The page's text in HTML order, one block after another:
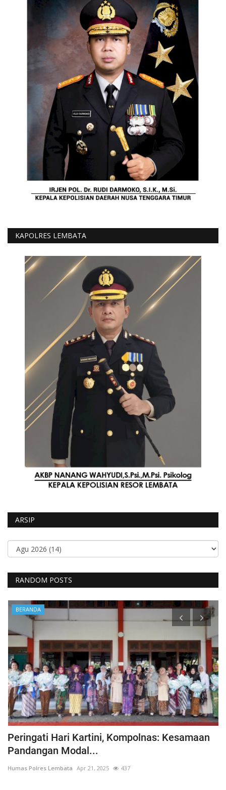
KAPOLRES LEMBATA
ARSIP
RANDOM POSTS
BERANDA
Peringati Hari Kartini, Kompolnas: Kesamaan
Pandangan Modal...
Humas Polres Lembata Apr 21, 2025 437